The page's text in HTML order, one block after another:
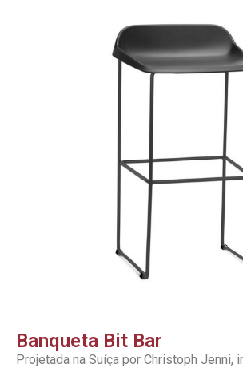
Banqueta Bit Bar
Projetada na Suíça por Christoph Jenni,